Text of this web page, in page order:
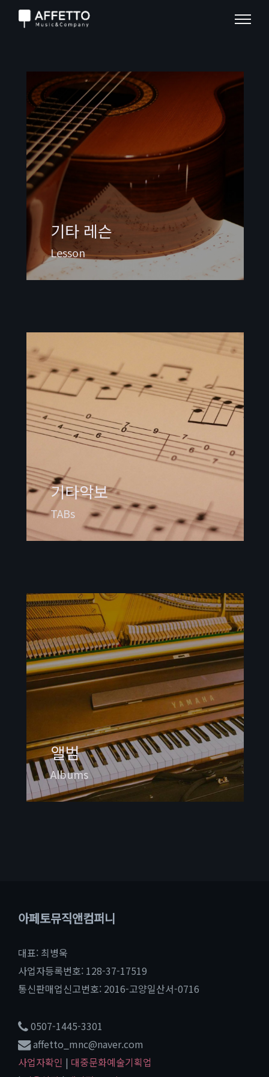
기타 레슨
Lesson
기타악보
TABs
앨범
Albums
아페토뮤직앤컴퍼니
대표: 최병욱
사업자등록번호: 128-37-17519
통신판매업신고번호: 2016-고양일산서-0716
0507-1445-3301
affetto_mnc@naver.com
사업자확인 | 대중문화예술기획업